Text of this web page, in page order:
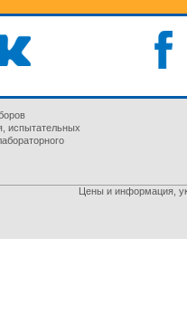
испытательных
Цены и информация,